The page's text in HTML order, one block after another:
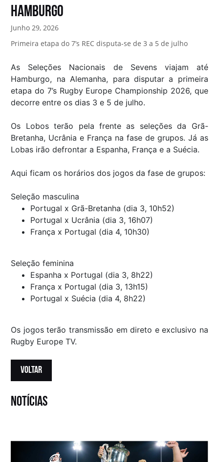
HAMBURGO
Junho 29, 2026
Primeira etapa do 7’s REC disputa-se de 3 a 5 de julho
As Seleções Nacionais de Sevens viajam até
Hamburgo, na Alemanha, para disputar a primeira
etapa do 7’s Rugby Europe Championship 2026, que
decorre entre os dias 3 e 5 de julho.
Os Lobos terão pela frente as seleções da Grã-
Bretanha, Ucrânia e França na fase de grupos. Já as
Lobas irão defrontar a Espanha, França e a Suécia.
Aqui ficam os horários dos jogos da fase de grupos:
Seleção masculina
Portugal x Grã-Bretanha (dia 3, 10h52)
Portugal x Ucrânia (dia 3, 16h07)
França x Portugal (dia 4, 10h30)
Seleção feminina
Espanha x Portugal (dia 3, 8h22)
França x Portugal (dia 3, 13h15)
Portugal x Suécia (dia 4, 8h22)
Os jogos terão transmissão em direto e exclusivo na
Rugby Europe TV.
VOLTAR
notícias